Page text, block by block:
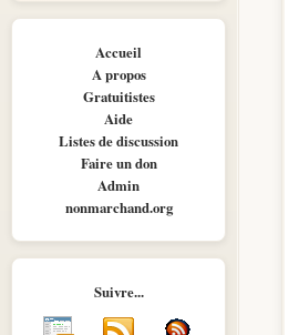
Accueil
A propos
Gratuitistes
Aide
Listes de discussion
Faire un don
Admin
nonmarchand.org
Suivre...